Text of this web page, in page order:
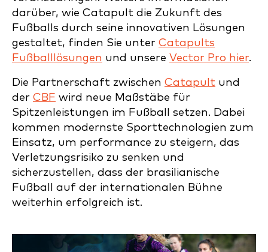
darüber, wie Catapult die Zukunft des
Fußballs durch seine innovativen Lösungen
gestaltet, finden Sie unter Catapults
Fußballlösungen und unsere Vector Pro hier.
Die Partnerschaft zwischen Catapult und
der CBF wird neue Maßstäbe für
Spitzenleistungen im Fußball setzen. Dabei
kommen modernste Sporttechnologien zum
Einsatz, um performance zu steigern, das
Verletzungsrisiko zu senken und
sicherzustellen, dass der brasilianische
Fußball auf der internationalen Bühne
weiterhin erfolgreich ist.